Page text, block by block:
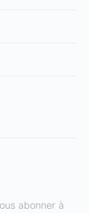
abonner à